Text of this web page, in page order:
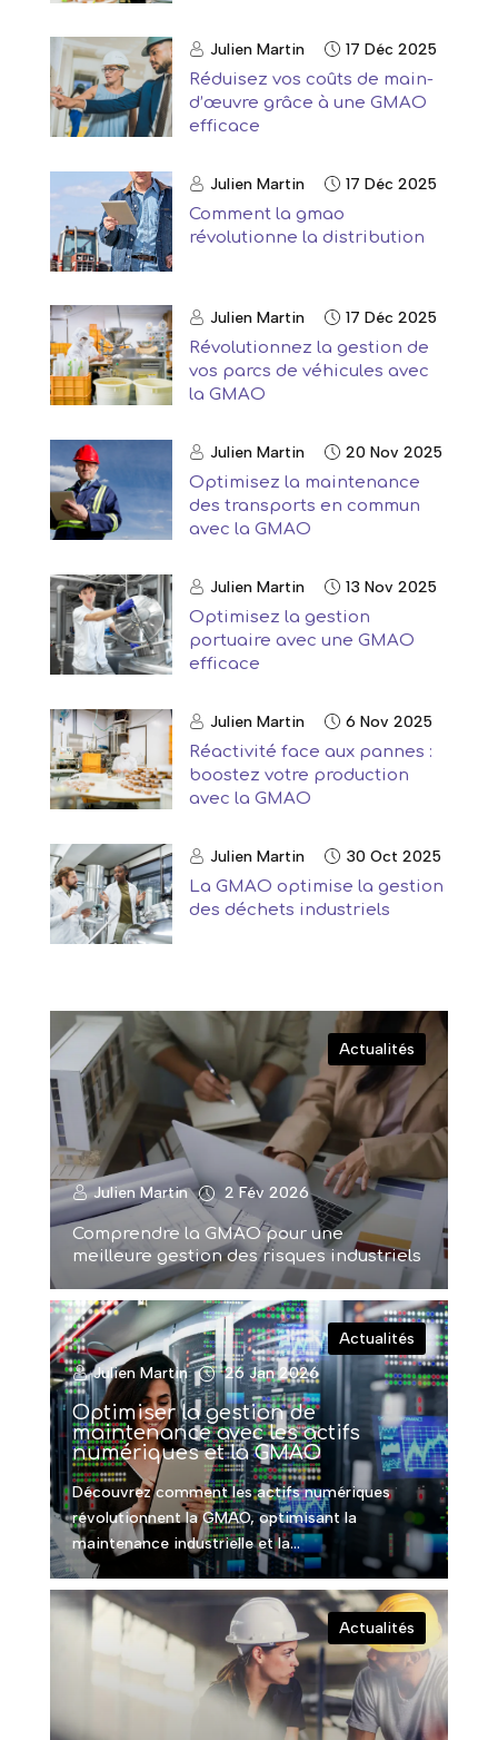
Julien Martin
17 Déc 2025
Réduisez vos coûts de main-
d’œuvre grâce à une GMAO
efficace
Julien Martin
17 Déc 2025
Comment la gmao
révolutionne la distribution
Julien Martin
17 Déc 2025
Révolutionnez la gestion de
vos parcs de véhicules avec
la GMAO
Julien Martin
20 Nov 2025
Optimisez la maintenance
des transports en commun
avec la GMAO
Julien Martin
13 Nov 2025
Optimisez la gestion
portuaire avec une GMAO
efficace
Julien Martin
6 Nov 2025
Réactivité face aux pannes :
boostez votre production
avec la GMAO
Julien Martin
30 Oct 2025
La GMAO optimise la gestion
des déchets industriels
Actualités
Julien Martin 2 Fév 2026
Comprendre la GMAO pour une
meilleure gestion des risques industriels
Actualités
Julien Martin
26 Jan 2026
Optimiser la gestion de
maintenance avec les actifs
numériques et la GMAO
Découvrez comment les actifs numériques
révolutionnent la GMAO, optimisant la
maintenance industrielle et la...
Actualités